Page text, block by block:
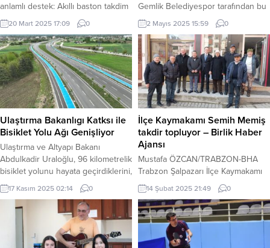
anlamlı destek: Akıllı baston takdim
edildi 2025 Aile Yılı kapsamında,
Aile ve Sosyal Hizmetler Bakanlığı
Engelli ve Yaşlı Hizmetleri Genel
Müdürlüğü tarafından düzenlenen
“4 Kuşak -5 Kuşak Buluşma Günü”
etkinlikleri çerçevesinde
Erzurum’da anlamlı bir buluşma
gerçekleşti. Bu özel etkinlik
kapsamında, dört kuşağın bir arada
yaşadığı aileler...
20 Mart 2025 17:09 0
Gemlik Belediyespor tarafından bu
yıl 2’ncisi düzenlenen Emek
Turnuvası sona erdi. Kıyasıya
rekabetin yaşandığı turnuvanın
şampiyonu Çimtaş oldu. BURSA
(İGFA) – Emek ve sporun buluştuğu
organizasyonda Gemlik Belediyesi,
Gemlik Gübre, Çimtaş ve Castrol
takımları mücadele etti. Profesyonel
futbolu aratmayan maçlar,
centilmence geçen mücadelelerle
turnuvaya renk kattı....
2 Mayıs 2025 15:59 0
Ulaştırma Bakanlıgı Katksı ile
Bisiklet Yolu Ağı Genişliyor
Ulaştırma ve Altyapı Bakanı
Abdulkadir Uraloğlu, 96 kilometrelik
bisiklet yolunu hayata geçirdiklerini,
38 kilometrelik bisiklet yolunun ise
yapım çalışmalarına devam
ettiklerini belirtti. Bakan Uraloğlu,
karayollarında 19 yeni ekolojik
köprü planladıklarını ve 30 bin
kilometreye yaklaşan bölünmüş yol
17 Kasım 2025 02:14 0
İlçe Kaymakamı Semih Memiş
takdir topluyor – Birlik Haber
Ajansı
Mustafa ÖZCAN/TRABZON-BHA
Trabzon Şalpazarı İlçe Kaymakamı
olarak Kastamonu Seydiler İlçe
Kaymakam vekili olan,
Cumhurbaşkanı Recep Tayyip
Erdoğan tarafından 108. Dönem
Kaymakamlık kursunu başarıyla
tamamlayan Bayburtlu Semih
14 Şubat 2025 21:49 0